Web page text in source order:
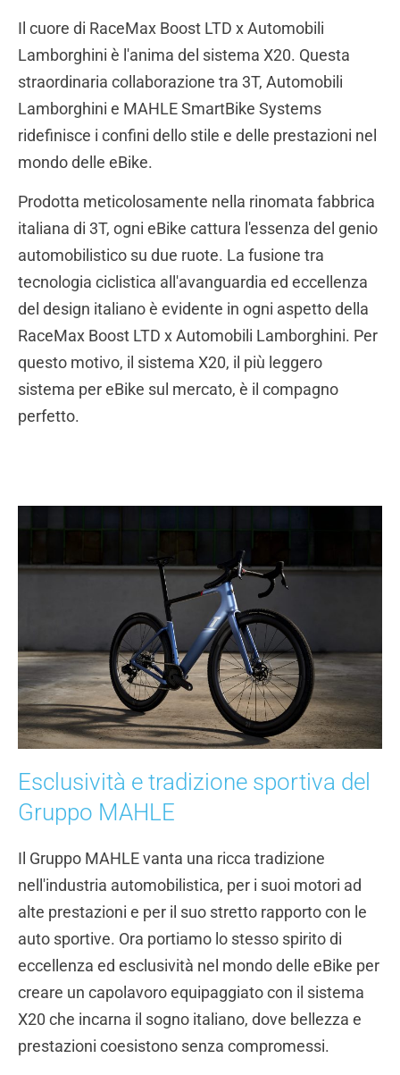
Il cuore di RaceMax Boost LTD x Automobili
Lamborghini è l'anima del sistema X20. Questa
straordinaria collaborazione tra 3T, Automobili
Lamborghini e MAHLE SmartBike Systems
ridefinisce i confini dello stile e delle prestazioni nel
mondo delle eBike.
Prodotta meticolosamente nella rinomata fabbrica
italiana di 3T, ogni eBike cattura l'essenza del genio
automobilistico su due ruote. La fusione tra
tecnologia ciclistica all'avanguardia ed eccellenza
del design italiano è evidente in ogni aspetto della
RaceMax Boost LTD x Automobili Lamborghini. Per
questo motivo, il sistema X20, il più leggero
sistema per eBike sul mercato, è il compagno
perfetto.
Esclusività e tradizione sportiva del
Gruppo MAHLE
Il Gruppo MAHLE vanta una ricca tradizione
nell'industria automobilistica, per i suoi motori ad
alte prestazioni e per il suo stretto rapporto con le
auto sportive. Ora portiamo lo stesso spirito di
eccellenza ed esclusività nel mondo delle eBike per
creare un capolavoro equipaggiato con il sistema
X20 che incarna il sogno italiano, dove bellezza e
prestazioni coesistono senza compromessi.